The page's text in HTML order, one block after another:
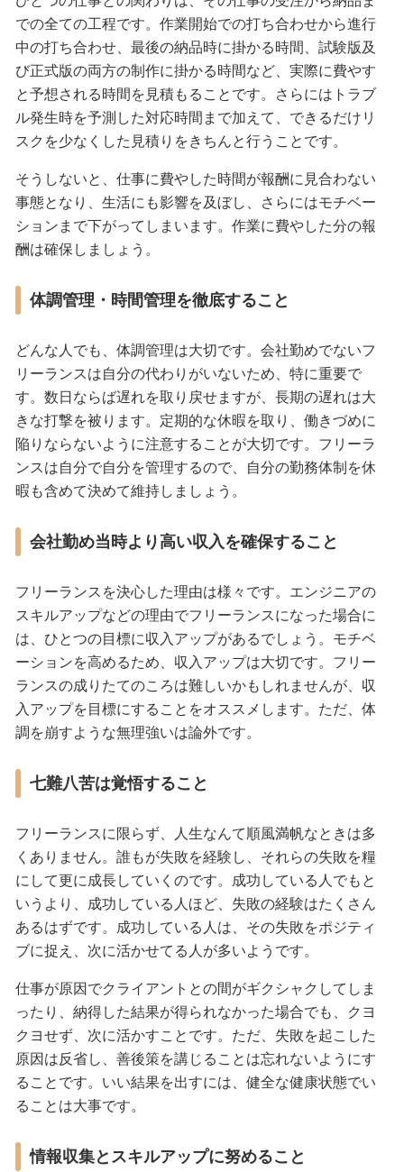
での全ての工程です。作業開始での打ち合わせから進行
中の打ち合わせ、最後の納品時に掛かる時間、試験版及
び正式版の両方の制作に掛かる時間など、実際に費やす
と予想される時間を見積もることです。さらにはトラブ
ル発生時を予測した対応時間まで加えて、できるだけリ
スクを少なくした見積りをきちんと行うことです。
そうしないと、仕事に費やした時間が報酬に見合わない
事態となり、生活にも影響を及ぼし、さらにはモチベー
ションまで下がってしまいます。作業に費やした分の報
酬は確保しましょう。
体調管理・時間管理を徹底すること
どんな人でも、体調管理は大切です。会社勤めでないフ
リーランスは自分の代わりがいないため、特に重要で
す。数日ならば遅れを取り戻せますが、長期の遅れは大
きな打撃を被ります。定期的な休暇を取り、働きづめに
陥りならないように注意することが大切です。フリーラ
ンスは自分で自分を管理するので、自分の勤務体制を休
暇も含めて決めて維持しましょう。
会社勤め当時より高い収入を確保すること
フリーランスを決心した理由は様々です。エンジニアの
スキルアップなどの理由でフリーランスになった場合に
は、ひとつの目標に収入アップがあるでしょう。モチベ
ーションを高めるため、収入アップは大切です。フリー
ランスの成りたてのころは難しいかもしれませんが、収
入アップを目標にすることをオススメします。ただ、体
調を崩すような無理強いは論外です。
七難八苦は覚悟すること
フリーランスに限らず、人生なんて順風満帆なときは多
くありません。誰もが失敗を経験し、それらの失敗を糧
にして更に成長していくのです。成功している人でもと
いうより、成功している人ほど、失敗の経験はたくさん
あるはずです。成功している人は、その失敗をポジティ
ブに捉え、次に活かせてる人が多いようです。
仕事が原因でクライアントとの間がギクシャクしてしま
ったり、納得した結果が得られなかった場合でも、クヨ
クヨせず、次に活かすことです。ただ、失敗を起こした
原因は反省し、善後策を講じることは忘れないようにす
ることです。いい結果を出すには、健全な健康状態でい
ることは大事です。
情報収集とスキルアップに努めること